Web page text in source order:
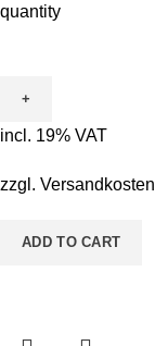
quantity
incl. 19% VAT
zzgl. Versandkosten
ADD TO CART